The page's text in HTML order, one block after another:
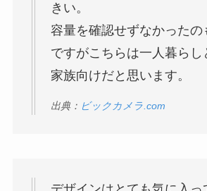
きい。
容量を確認せずなかったの
ですがこちらは一人暮らし
家族向けだと思います。
出典： ビックカメラ.com